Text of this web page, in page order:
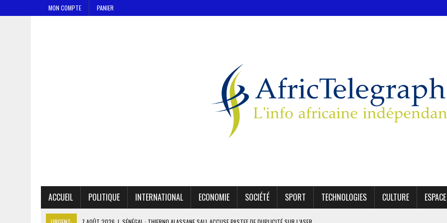
MON COMPTE PANIER
ACCUEIL POLITIQUE INTERNATIONAL ECONOMIE SOCIÉTÉ SPORT TECHNOLOGIES CULTURE